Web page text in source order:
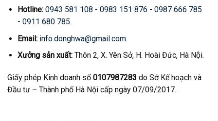
Hotline: 0943 581 108 - 0983 151 876 - 0987 666 785
- 0911 680 785.
Email: info.donghwa@gmail.com.
Xưởng sản xuất:Thôn 2, X. Yên Sở, H. Hoài Đức, Hà Nội.
Giấy phép Kinh doanh số 0107987283 do Sở Kế hoạch và
Đầu tư – Thành phố Hà Nội cấp ngày 07/09/2017.